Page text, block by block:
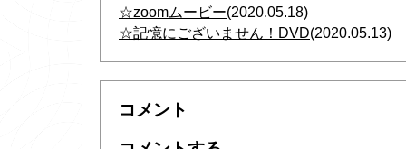
☆zoomムービー(2020.05.18)
☆記憶にございません！DVD(2020.05.13)
コメント